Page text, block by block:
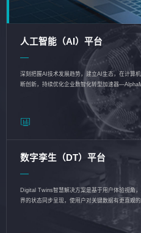
人工智能（AI）平台
深刻把握AI技术发展趋势，建立AI生态，在计算
断创新，持续优化企业数智化转型加速器
数字孪生（DT）平台
Digital Twins智慧解决方案是基于用户体验视角
界的状态同步呈现，使用户对关键数据有更直观